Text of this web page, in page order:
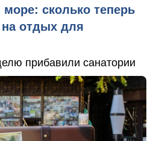
сколько теперь
отдых для
прибавили санатории